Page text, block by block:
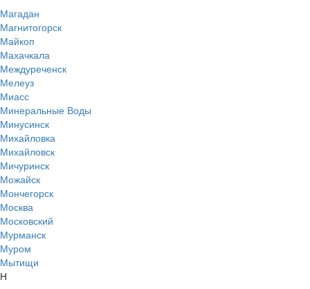
Магадан
Магнитогорск
Майкоп
Махачкала
Междуреченск
Мелеуз
Миасс
Минеральные Воды
Минусинск
Михайловка
Михайловск
Мичуринск
Можайск
Мончегорск
Москва
Московский
Мурманск
Муром
Мытищи
Н